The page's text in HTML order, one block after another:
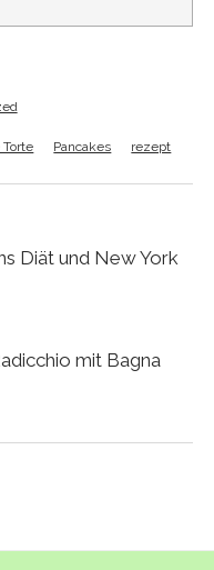
Torte Pancakes rezept
Diät und New York
mit Bagna